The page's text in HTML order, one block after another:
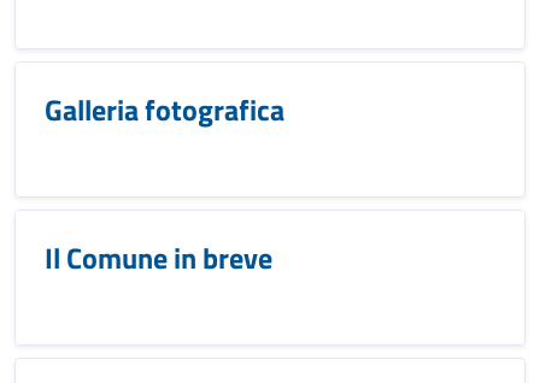
Galleria fotografica
Il Comune in breve